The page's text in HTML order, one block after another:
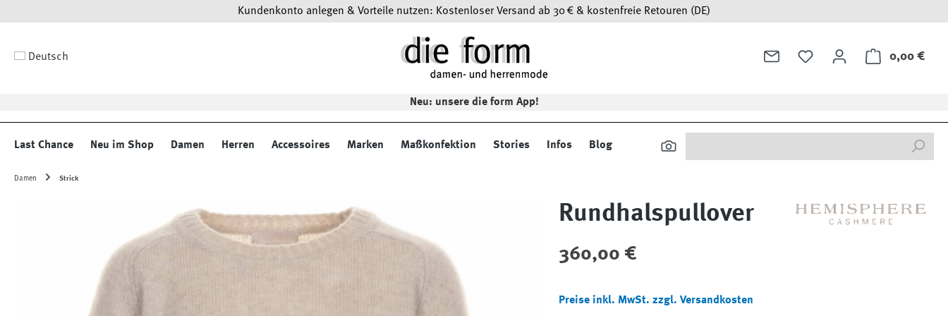
Kundenkonto anlegen & Vorteile nutzen: Kostenloser Versand ab 30 € & kostenfreie Retouren (DE)
Deutsch 0,00 €
Neu: unsere die form App!
Last Chance Neu im Shop Damen Herren Accessoires Marken Maßkonfektion Stories Infos Blog
Damen Strick
Rundhalspullover
Regulärer Preis:
360,00 €
Preise inkl. MwSt. zzgl. Versandkosten